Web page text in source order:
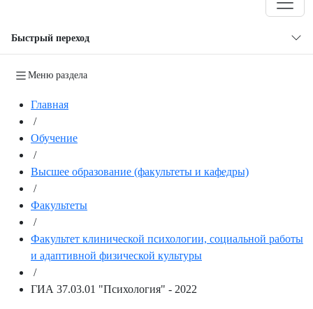
Быстрый переход
Меню раздела
Главная
/
Обучение
/
Высшее образование (факультеты и кафедры)
/
Факультеты
/
Факультет клинической психологии, социальной работы
и адаптивной физической культуры
/
ГИА 37.03.01 "Психология" - 2022